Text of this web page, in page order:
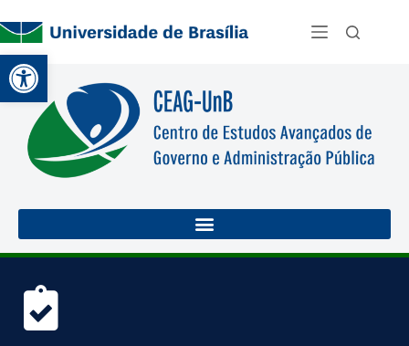
Abrir a barra de ferramentas